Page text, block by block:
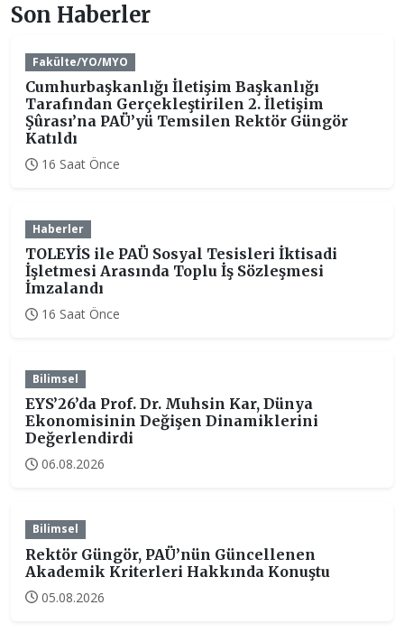
Son Haberler
Fakülte/YO/MYO
Cumhurbaşkanlığı İletişim Başkanlığı
Tarafından Gerçekleştirilen 2. İletişim
Şûrası’na PAÜ’yü Temsilen Rektör Güngör
Katıldı
16 Saat Önce
Haberler
TOLEYİS ile PAÜ Sosyal Tesisleri İktisadi
İşletmesi Arasında Toplu İş Sözleşmesi
İmzalandı
16 Saat Önce
Bilimsel
EYS’26’da Prof. Dr. Muhsin Kar, Dünya
Ekonomisinin Değişen Dinamiklerini
Değerlendirdi
06.08.2026
Bilimsel
Rektör Güngör, PAÜ’nün Güncellenen
Akademik Kriterleri Hakkında Konuştu
05.08.2026